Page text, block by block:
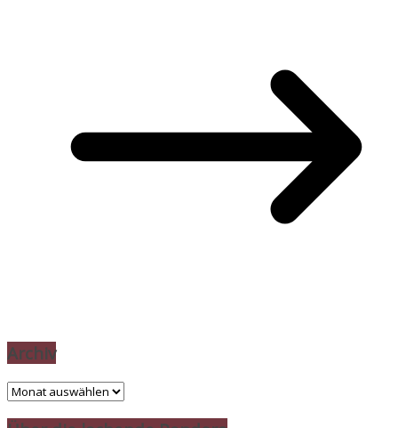
Archiv
Archiv